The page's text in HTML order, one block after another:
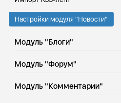
Настройки модуля "Новости"
Модуль "Блоги"
Модуль "Форум"
Модуль "Комментарии"